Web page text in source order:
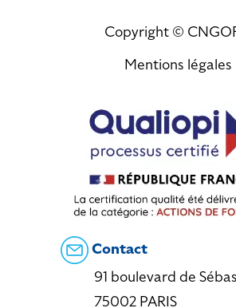
Copyright ©
Mentions légales
Contact
91 boulevard de
75002 PARIS